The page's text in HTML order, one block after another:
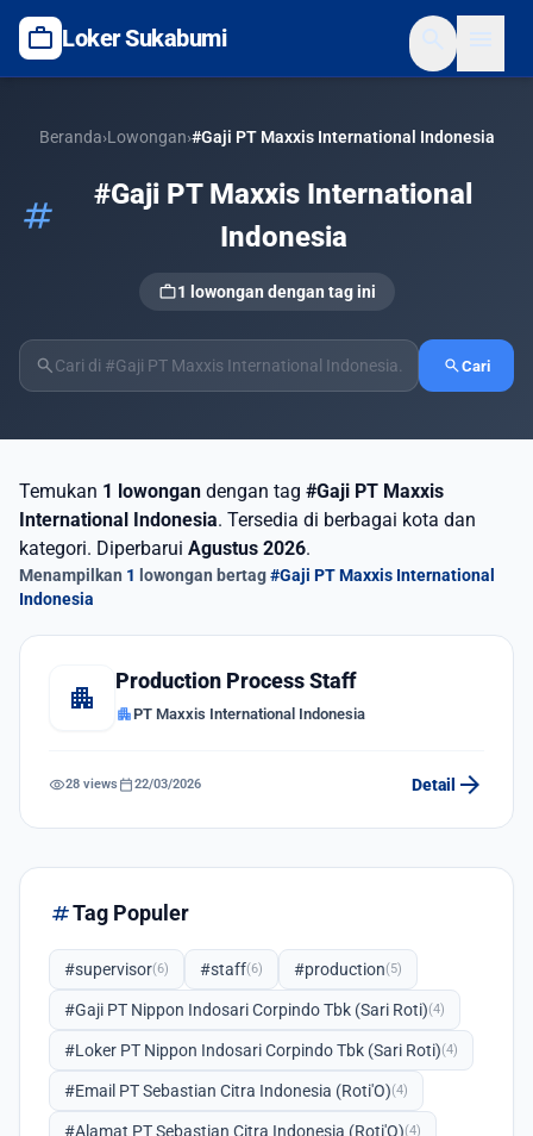
work Loker Sukabumi
Beranda›Lowongan›#Gaji PT Maxxis International Indonesia
tag
#Gaji PT Maxxis International
Indonesia
work1 lowongan dengan tag ini
search searchCari
Temukan 1 lowongan dengan tag #Gaji PT Maxxis
International Indonesia. Tersedia di berbagai kota dan
kategori. Diperbarui Agustus 2026.
Menampilkan 1 lowongan bertag#Gaji PT Maxxis International
Indonesia
apartment
Production Process Staff
apartmentPT Maxxis International Indonesia
visibility28 views calendar_today22/03/2026 Detail arrow_forward
tagTag Populer
#supervisor(6) #staff(6) #production(5)
#Gaji PT Nippon Indosari Corpindo Tbk (Sari Roti)(4)
#Loker PT Nippon Indosari Corpindo Tbk (Sari Roti)(4)
#Email PT Sebastian Citra Indonesia (Roti'O)(4)
#Alamat PT Sebastian Citra Indonesia (Roti'O)(4)